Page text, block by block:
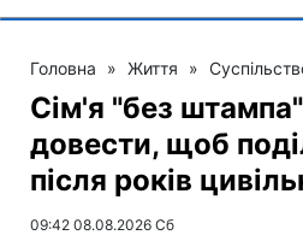
Головна » Життя »
Сім'я "без
довести, щоб
після років
09:42 08.08.2026 Сб